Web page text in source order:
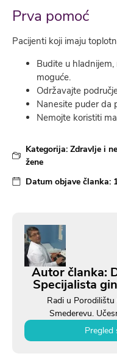
Prva pomoć
Pacijenti koji imaju
Budite u
moguće.
Održavajte
Nanesite puder da
Nemojte koristiti
Kategorija: Zdravlje i
žene
Datum objave članka:
Autor članka:
Specijalista
Radi u Porodilištu
Smederevu.
Pregled